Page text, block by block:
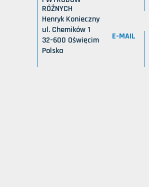
RÓŻNYCH
Henryk Konieczny
ul. Chemików 1
32-600 Oświęcim
Polska
E-MAIL